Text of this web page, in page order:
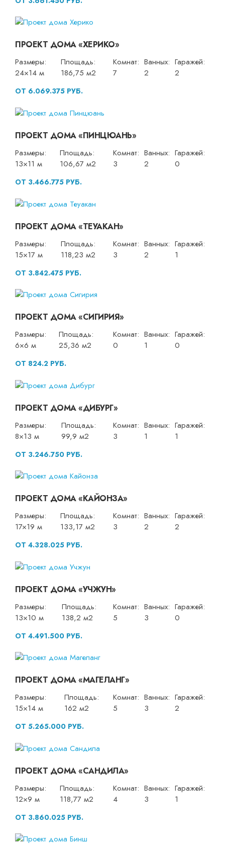
ПРОЕКТ ДОМА «ХЕРИКО»
Размеры:
24×14 м
Площадь:
186,75 м2
Комнат:
7
Ванных:
2
Гаражей:
2
ОТ 6.069.375 РУБ.
ПРОЕКТ ДОМА «ПИНЦЮАНЬ»
Размеры:
13×11 м
Площадь:
106,67 м2
Комнат:
3
Ванных:
2
Гаражей:
0
ОТ 3.466.775 РУБ.
ПРОЕКТ ДОМА «ТЕУАКАН»
Размеры:
15×17 м
Площадь:
118,23 м2
Комнат:
3
Ванных:
2
Гаражей:
1
ОТ 3.842.475 РУБ.
ПРОЕКТ ДОМА «СИГИРИЯ»
Размеры:
6×6 м
Площадь:
25,36 м2
Комнат:
0
Ванных:
1
Гаражей:
0
ОТ 824.2 РУБ.
ПРОЕКТ ДОМА «ДИБУРГ»
Размеры:
8×13 м
Площадь:
99,9 м2
Комнат:
3
Ванных:
1
Гаражей:
1
ОТ 3.246.750 РУБ.
ПРОЕКТ ДОМА «КАЙОНЗА»
Размеры:
17×19 м
Площадь:
133,17 м2
Комнат:
3
Ванных:
2
Гаражей:
2
ОТ 4.328.025 РУБ.
ПРОЕКТ ДОМА «УЧЖУН»
Размеры:
13×10 м
Площадь:
138,2 м2
Комнат:
5
Ванных:
3
Гаражей:
0
ОТ 4.491.500 РУБ.
ПРОЕКТ ДОМА «МАГЕЛАНГ»
Размеры:
15×14 м
Площадь:
162 м2
Комнат:
5
Ванных:
3
Гаражей:
2
ОТ 5.265.000 РУБ.
ПРОЕКТ ДОМА «САНДИЛА»
Размеры:
12×9 м
Площадь:
118,77 м2
Комнат:
4
Ванных:
3
Гаражей:
1
ОТ 3.860.025 РУБ.